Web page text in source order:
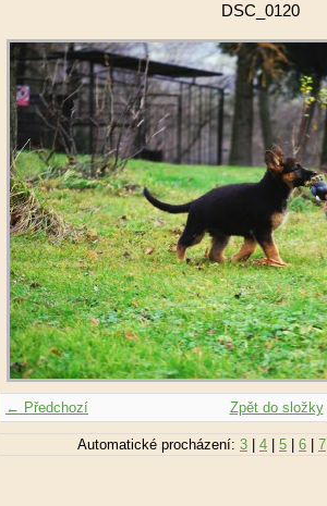
DSC_0120
← Předchozí Zpět do složky
Automatické procházení: 3 4 5 6 7